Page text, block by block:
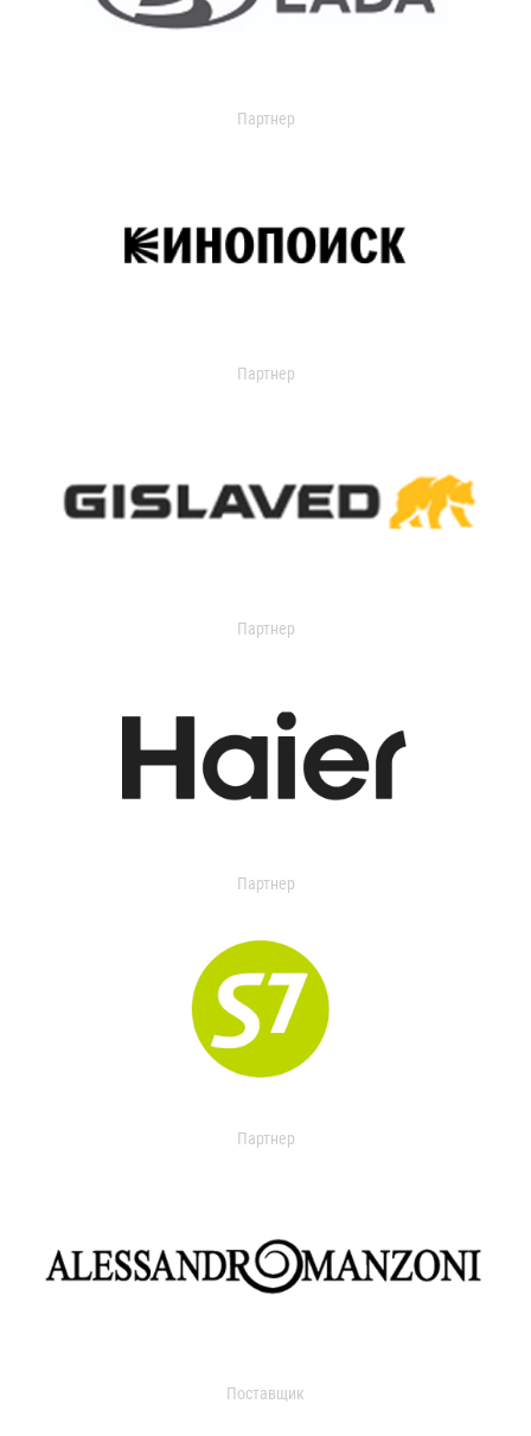
Партнер
Партнер
Партнер
Партнер
Партнер
Поставщик